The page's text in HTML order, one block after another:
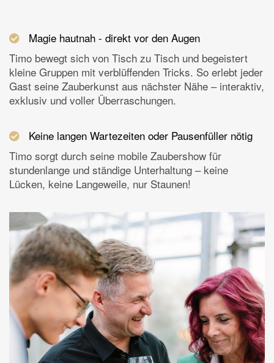
Magie hautnah - direkt vor den Augen
Timo bewegt sich von Tisch zu Tisch und begeistert
kleine Gruppen mit verblüffenden Tricks. So erlebt jeder
Gast seine Zauberkunst aus nächster Nähe – interaktiv,
exklusiv und voller Überraschungen.
Keine langen Wartezeiten oder Pausenfüller nötig
Timo sorgt durch seine mobile Zaubershow für
stundenlange und ständige Unterhaltung – keine
Lücken, keine Langeweile, nur Staunen!